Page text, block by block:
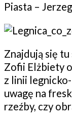
Piasta –
Znajdują się
Zofii Elżbiety
z linii
uwagę na
rzeźby, czy